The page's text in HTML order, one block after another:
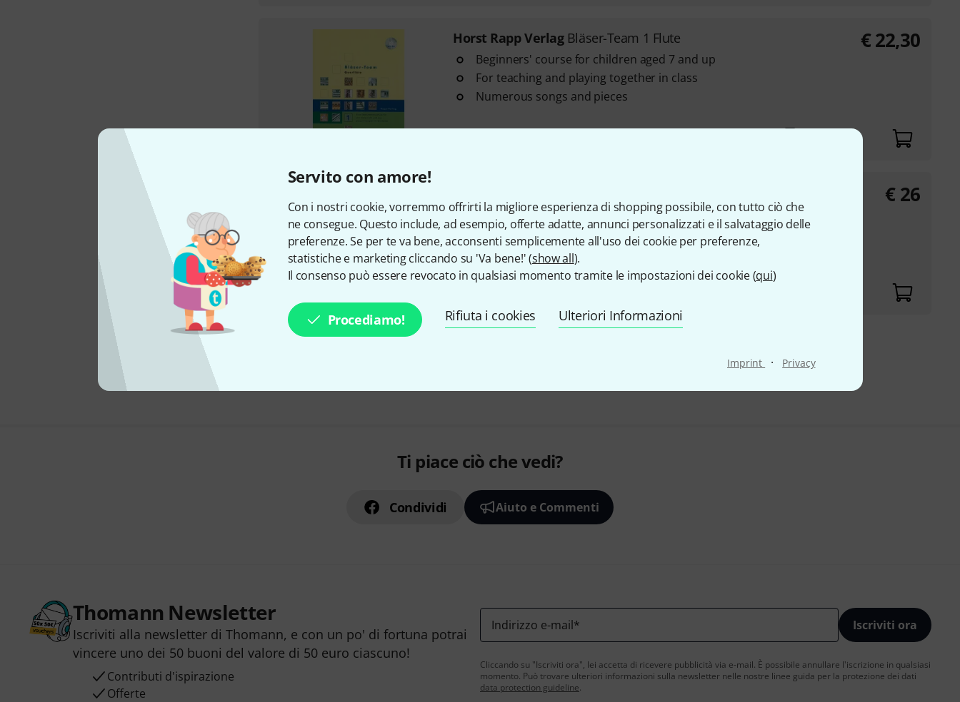
Servito con amore!
Con i nostri cookie, vorremmo offrirti la migliore esperienza di shopping possibile, con tutto ciò che
ne consegue. Questo include, ad esempio, offerte adatte, annunci personalizzati e il salvataggio delle
preferenze. Se per te va bene, acconsenti semplicemente all'uso dei cookie per preferenze,
statistiche e marketing cliccando su 'Va bene!' (show all).
Il consenso può essere revocato in qualsiasi momento tramite le impostazioni dei cookie (qui)
Procediamo! Rifiuta i cookies Ulteriori Informazioni
Imprint · Privacy
Horst Rapp Verlag Bläser-Team 1 Flute
Beginners' course for children aged 7 and up
For teaching and playing together in class
Numerous songs and pieces
€ 22,30
11
46 canti natalizi arrangiati per 1-3 flauti traversi
Con testi
Livello di difficoltà facile
€ 26
Ti piace ciò che vedi?
Condividi Aiuto e Commenti
Thomann Newsletter
Iscriviti alla newsletter di Thomann, e con un po' di fortuna potrai
vincere uno dei 50 buoni del valore di 50 euro ciascuno!
Contributi d'ispirazione
Offerte
Indirizzo e-mail* Iscriviti ora
Cliccando su "Iscriviti ora", lei accetta di ricevere pubblicità via e-mail. È possibile annullare l'iscrizione in qualsiasi
momento. Può trovare ulteriori informazioni sulla newsletter nelle nostre linee guida per la protezione dei dati
data protection guideline.